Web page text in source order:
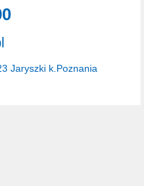
Jaryszki k.Poznania